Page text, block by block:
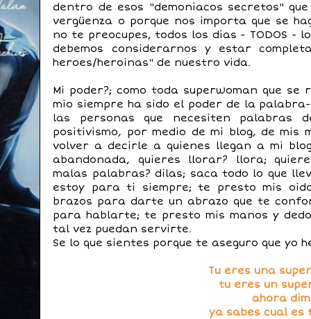
dentro de esos "demoniacos secretos"
vergüenza o porque nos importa que se
no te preocupes, todos los dias - TODOS -
debemos considerarnos y estar
heroes/heroinas" de nuestro vida.
Mi poder?; como toda superwoman que
mio siempre ha sido el poder de la
las personas que necesiten palabras
positivismo, por medio de mi blog, de mis
volver a decirle a quienes llegan a mi
abandonada, quieres llorar? llora;
malas palabras? dilas; saca todo lo que
estoy para ti siempre; te presto mis
brazos para darte un abrazo que te
para hablarte; te presto mis manos y
tal vez puedan servirte.
Se lo que sientes porque te aseguro que yo
Tu eres una
tu eres un
ahora
ya sabes cual es